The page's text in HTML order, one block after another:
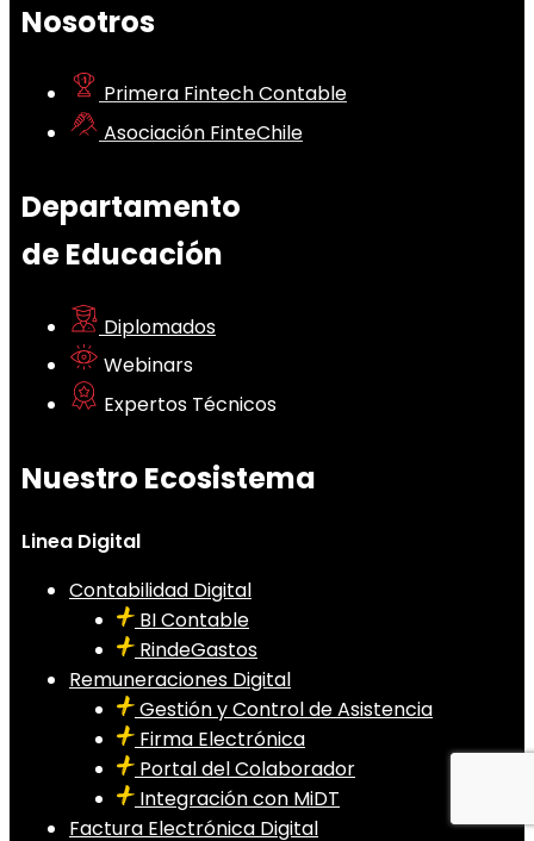
Nosotros
Primera Fintech Contable
Asociación FinteChile
Departamento
de Educación
Diplomados
Webinars
Expertos Técnicos
Nuestro Ecosistema
Linea Digital
Contabilidad Digital
BI Contable
RindeGastos
Remuneraciones Digital
Gestión y Control de Asistencia
Firma Electrónica
Portal del Colaborador
Integración con MiDT
Factura Electrónica Digital